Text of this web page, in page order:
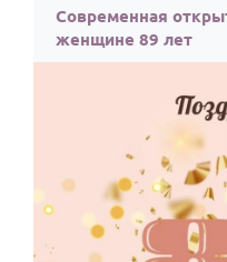
Современная
женщине 89 лет